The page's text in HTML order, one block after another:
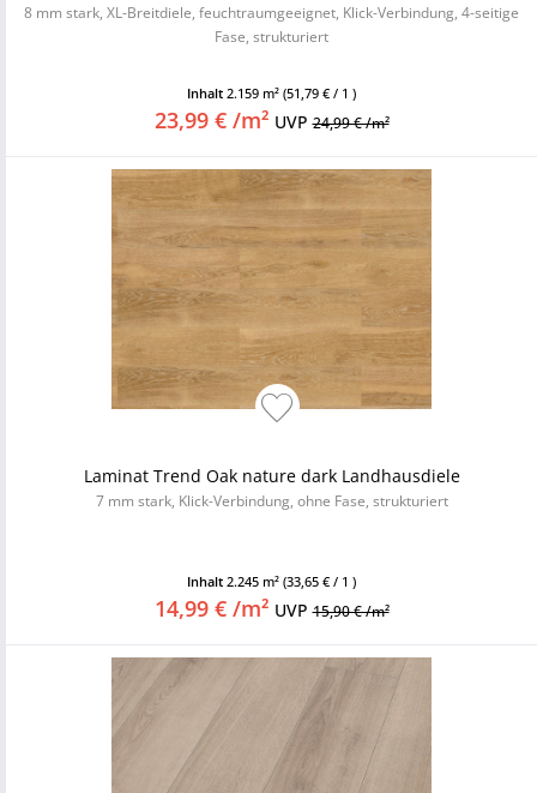
8 mm stark, XL-Breitdiele, feuchtraumgeeignet, Klick-Verbindung, 4-seitige
Fase, strukturiert
Inhalt 2.159 m² (51,79 € / 1 )
23,99 € /m² UVP24,99 € /m²
Laminat Trend Oak nature dark Landhausdiele
7 mm stark, Klick-Verbindung, ohne Fase, strukturiert
Inhalt 2.245 m² (33,65 € / 1 )
14,99 € /m² UVP15,90 € /m²